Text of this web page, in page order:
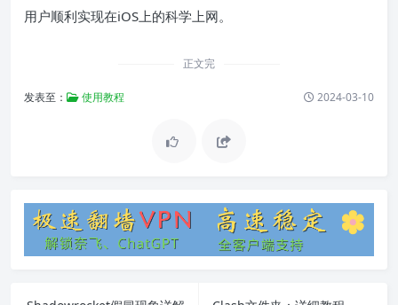
用户顺利实现在iOS上的科学上网。
正文完
发表至： 使用教程 2024-03-10